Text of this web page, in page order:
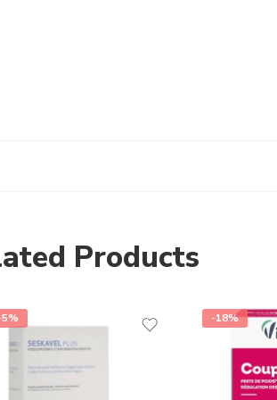
Products
-18%